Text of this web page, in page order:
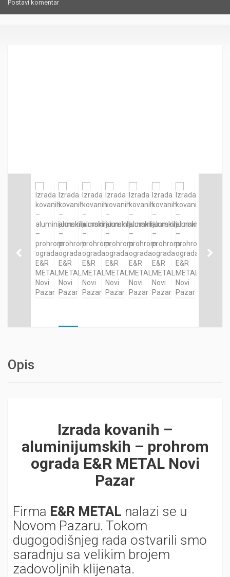
Postavi komentar
Opis
Izrada kovanih –
aluminijumskih – prohrom
ograda E&R METAL Novi
Pazar
Firma E&R METAL nalazi se u
Novom Pazaru. Tokom
dugogodišnjeg rada ostvarili smo
saradnju sa velikim brojem
zadovoljnih klijenata.